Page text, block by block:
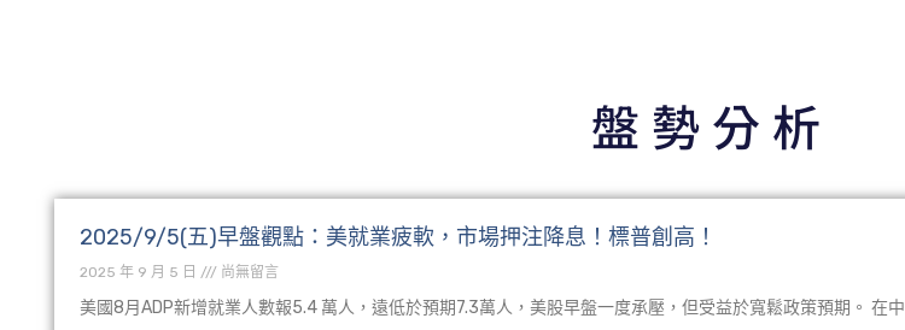
村：操作切忌急躁
【經濟日報】2021.03.25
詳細閱讀
盤勢分析
2025/9/5(五)早盤觀點：美就業疲軟，市場押注降息！標普創高！
2025 年 9 月 5 日 尚無留言
美國8月ADP新增就業人數報5.4 萬人，遠低於預期7.3萬人，美股早盤一度承壓，但受益於寬鬆政策預期。 在中